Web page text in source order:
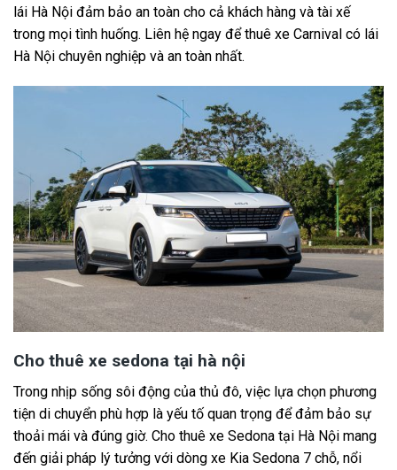
lái Hà Nội đảm bảo an toàn cho cả khách hàng và tài xế
trong mọi tình huống. Liên hệ ngay để thuê xe Carnival có lái
Hà Nội chuyên nghiệp và an toàn nhất.
Cho thuê xe sedona tại hà nội
Trong nhịp sống sôi động của thủ đô, việc lựa chọn phương
tiện di chuyển phù hợp là yếu tố quan trọng để đảm bảo sự
thoải mái và đúng giờ. Cho thuê xe Sedona tại Hà Nội mang
đến giải pháp lý tưởng với dòng xe Kia Sedona 7 chỗ, nổi